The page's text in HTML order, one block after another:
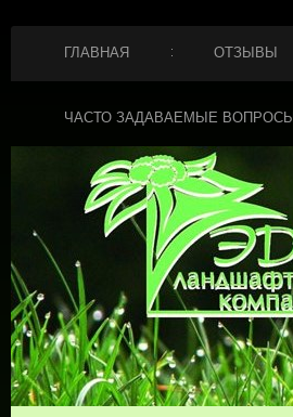
ГЛАВНАЯ ОТЗЫВЫ
ЧАСТО ЗАДАВАЕМЫЕ ВОПРОСЫ